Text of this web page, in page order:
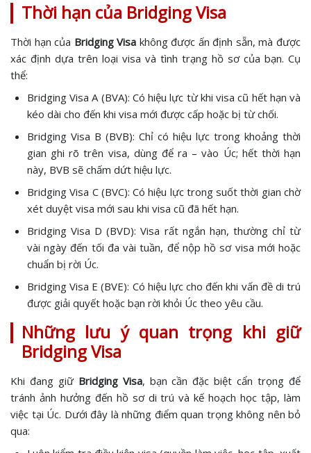
Thời hạn của Bridging Visa
Thời hạn của Bridging Visa không được ấn định sẵn, mà được
xác định dựa trên loại visa và tình trạng hồ sơ của bạn. Cụ
thể:
Bridging Visa A (BVA): Có hiệu lực từ khi visa cũ hết hạn và
kéo dài cho đến khi visa mới được cấp hoặc bị từ chối.
Bridging Visa B (BVB): Chỉ có hiệu lực trong khoảng thời
gian ghi rõ trên visa, dùng để ra – vào Úc; hết thời hạn
này, BVB sẽ chấm dứt hiệu lực.
Bridging Visa C (BVC): Có hiệu lực trong suốt thời gian chờ
xét duyệt visa mới sau khi visa cũ đã hết hạn.
Bridging Visa D (BVD): Visa rất ngắn hạn, thường chỉ từ
vài ngày đến tối đa vài tuần, để nộp hồ sơ visa mới hoặc
chuẩn bị rời Úc.
Bridging Visa E (BVE): Có hiệu lực cho đến khi vấn đề di trú
được giải quyết hoặc bạn rời khỏi Úc theo yêu cầu.
Những lưu ý quan trọng khi giữ
Bridging Visa
Khi đang giữ Bridging Visa, bạn cần đặc biệt cẩn trọng để
tránh ảnh hưởng đến hồ sơ di trú và kế hoạch học tập, làm
việc tại Úc. Dưới đây là những điểm quan trọng không nên bỏ
qua: